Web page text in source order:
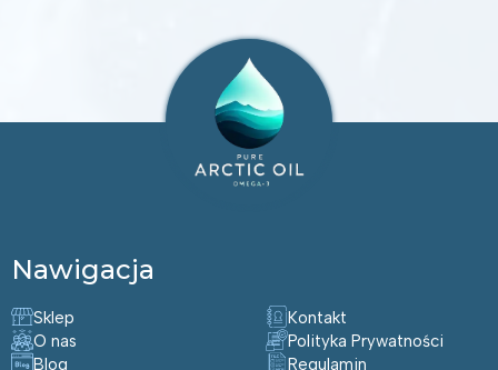
Nawigacja
Sklep
O nas
Blog
Kontakt
Polityka Prywatności
Regulamin